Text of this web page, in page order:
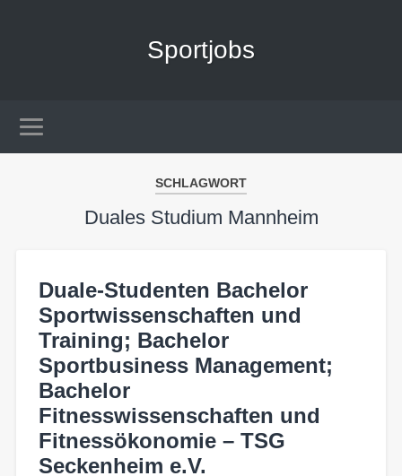
Sportjobs
SCHLAGWORT
Duales Studium Mannheim
Duale-Studenten Bachelor
Sportwissenschaften und
Training; Bachelor
Sportbusiness Management;
Bachelor
Fitnesswissenschaften und
Fitnessökonomie – TSG
Seckenheim e.V.